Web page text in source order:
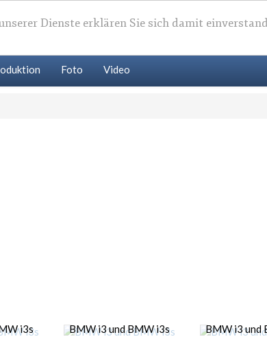
Dienste erklären Sie sich damit
Foto Video
i3s BMW i3 und BMW i3s BMW i3 und